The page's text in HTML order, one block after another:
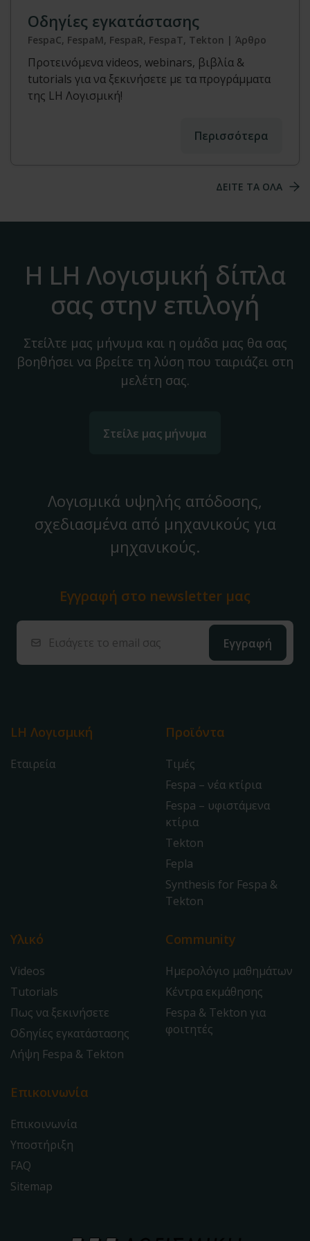
Οδηγίες εγκατάστασης
FespaC, FespaM, FespaR, FespaT, Tekton | Άρθρο
Προτεινόμενα videos, webinars, βιβλία &
tutorials για να ξεκινήσετε με τα προγράμματα
της LH Λογισμική!
Περισσότερα
ΔΕΙΤΕ ΤΑ ΟΛΑ
Η LH Λογισμική δίπλα
σας στην επιλογή
Στείλτε μας μήνυμα και η ομάδα μας θα σας
βοηθήσει να βρείτε τη λύση που ταιριάζει στη
μελέτη σας.
Στείλε μας μήνυμα
Λογισμικά υψηλής απόδοσης,
σχεδιασμένα από μηχανικούς για
μηχανικούς.
LH Λογισμική
Εταιρεία
Προϊόντα
Τιμές
Fespa – νέα κτίρια
Fespa – υφιστάμενα
κτίρια
Tekton
Fepla
Synthesis for Fespa &
Tekton
Υλικό
Videos
Tutorials
Πως να ξεκινήσετε
Οδηγίες εγκατάστασης
Λήψη Fespa & Tekton
Community
Ημερολόγιο μαθημάτων
Κέντρα εκμάθησης
Fespa & Tekton για
φοιτητές
Επικοινωνία
Επικοινωνία
Υποστήριξη
FAQ
Sitemap
Εγγραφή στο newsletter μας